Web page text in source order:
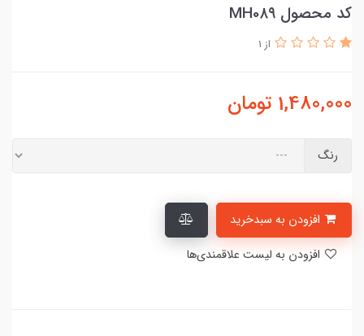
کد محصول MH0۸۹
از 1
1,480,000 تومان
رنگ